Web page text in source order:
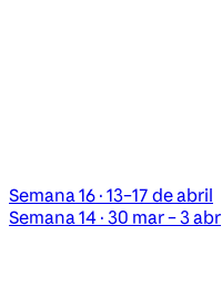
Semana 16 · 13–17 de abril
Semana 14 · 30 mar – 3 abr